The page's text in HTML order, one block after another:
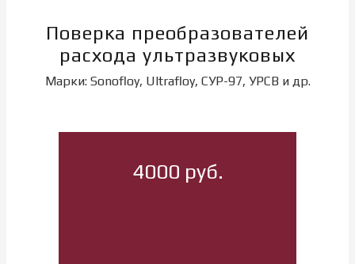
Поверка преобразователей
расхода ультразвуковых
Марки: Sonofloy, Ultrafloy, СУР-97, УРСВ и др.
4000 руб.